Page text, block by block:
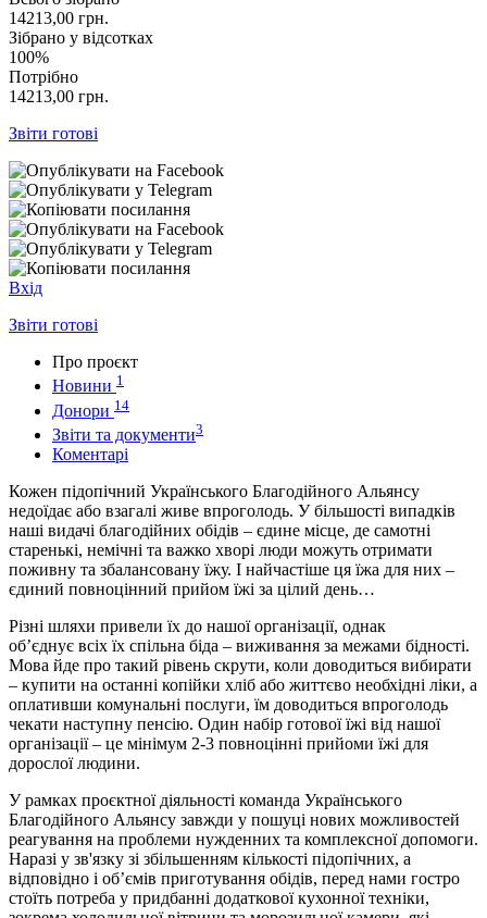
14213,00 грн.
Зібрано у відсотках
100%
Потрібно
14213,00 грн.
Звіти готові
Вхід
Звіти готові
Про проєкт
Новини 1
Донори 14
Звіти та документи3
Коментарі
Кожен підопічний Українського Благодійного Альянсу
недоїдає або взагалі живе впроголодь. У більшості випадків
наші видачі благодійних обідів – єдине місце, де самотні
старенькі, немічні та важко хворі люди можуть отримати
поживну та збалансовану їжу. І найчастіше ця їжа для них –
єдиний повноцінний прийом їжі за цілий день…
Різні шляхи привели їх до нашої організації, однак
об’єднує всіх їх спільна біда – виживання за межами бідності.
Мова йде про такий рівень скрути, коли доводиться вибирати
– купити на останні копійки хліб або життєво необхідні ліки, а
оплативши комунальні послуги, їм доводиться впроголодь
чекати наступну пенсію. Один набір готової їжі від нашої
організації – це мінімум 2-3 повноцінні прийоми їжі для
дорослої людини.
У рамках проєктної діяльності команда Українського
Благодійного Альянсу завжди у пошуці нових можливостей
реагування на проблеми нужденних та комплексної допомоги.
Наразі у зв'язку зі збільшенням кількості підопічних, а
відповідно і об’ємів приготування обідів, перед нами гостро
стоїть потреба у придбанні додаткової кухонної техніки,